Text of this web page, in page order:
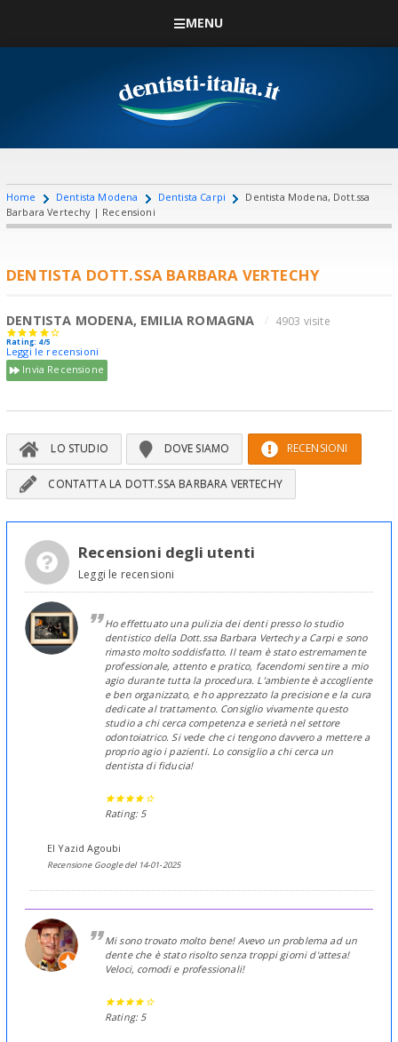
MENU
Home Dentista Modena Dentista Carpi
Dentista Modena, Dott.ssa
Barbara Vertechy | Recensioni
DENTISTA DOTT.SSA BARBARA VERTECHY
DENTISTA MODENA, EMILIA ROMAGNA 4903 visite
Rating: 4/5
Leggi le recensioni
Invia Recensione
LO STUDIO DOVE SIAMO RECENSIONI
CONTATTA LA DOTT.SSA BARBARA VERTECHY
Recensioni degli utenti
Leggi le recensioni
Ho effettuato una pulizia dei denti presso lo studio
dentistico della Dott.ssa Barbara Vertechy a Carpi e sono
rimasto molto soddisfatto. Il team è stato estremamente
professionale, attento e pratico, facendomi sentire a mio
agio durante tutta la procedura. L’ambiente è accogliente
e ben organizzato, e ho apprezzato la precisione e la cura
dedicate al trattamento. Consiglio vivamente questo
studio a chi cerca competenza e serietà nel settore
odontoiatrico. Si vede che ci tengono davvero a mettere a
proprio agio i pazienti. Lo consiglio a chi cerca un
dentista di fiducia!
Rating: 5
El Yazid Agoubi
Recensione Google del 14-01-2025
Mi sono trovato molto bene! Avevo un problema ad un
dente che è stato risolto senza troppi giorni d'attesa!
Veloci, comodi e professionali!
Rating: 5